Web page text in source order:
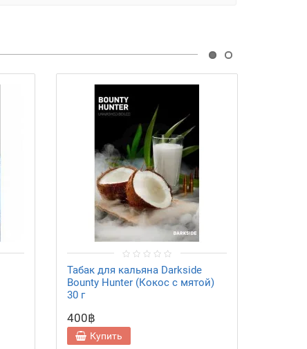
Табак для кальяна Darkside
Bounty Hunter (Кокос с мятой)
30 г
400฿
Купить